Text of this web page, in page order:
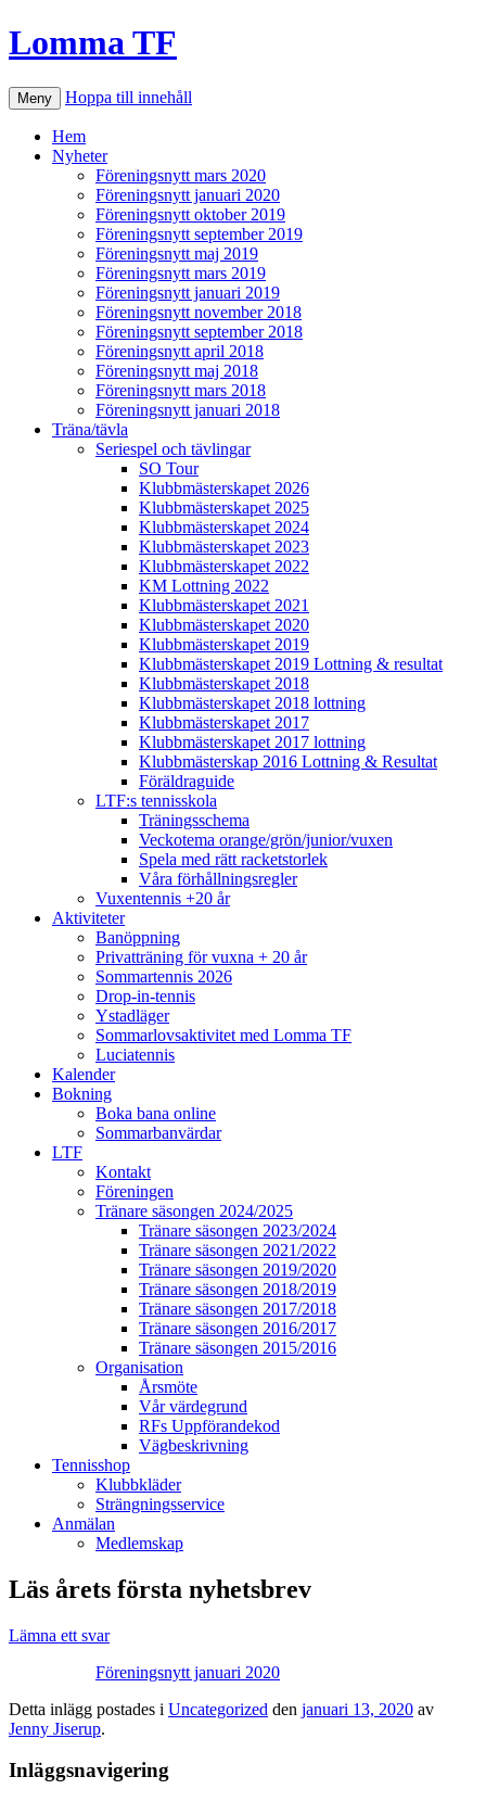
Lomma TF
Meny Hoppa till innehåll
Hem
Nyheter
Föreningsnytt mars 2020
Föreningsnytt januari 2020
Föreningsnytt oktober 2019
Föreningsnytt september 2019
Föreningsnytt maj 2019
Föreningsnytt mars 2019
Föreningsnytt januari 2019
Föreningsnytt november 2018
Föreningsnytt september 2018
Föreningsnytt april 2018
Föreningsnytt maj 2018
Föreningsnytt mars 2018
Föreningsnytt januari 2018
Träna/tävla
Seriespel och tävlingar
SO Tour
Klubbmästerskapet 2026
Klubbmästerskapet 2025
Klubbmästerskapet 2024
Klubbmästerskapet 2023
Klubbmästerskapet 2022
KM Lottning 2022
Klubbmästerskapet 2021
Klubbmästerskapet 2020
Klubbmästerskapet 2019
Klubbmästerskapet 2019 Lottning & resultat
Klubbmästerskapet 2018
Klubbmästerskapet 2018 lottning
Klubbmästerskapet 2017
Klubbmästerskapet 2017 lottning
Klubbmästerskap 2016 Lottning & Resultat
Föräldraguide
LTF:s tennisskola
Träningsschema
Veckotema orange/grön/junior/vuxen
Spela med rätt racketstorlek
Våra förhållningsregler
Vuxentennis +20 år
Aktiviteter
Banöppning
Privatträning för vuxna + 20 år
Sommartennis 2026
Drop-in-tennis
Ystadläger
Sommarlovsaktivitet med Lomma TF
Luciatennis
Kalender
Bokning
Boka bana online
Sommarbanvärdar
LTF
Kontakt
Föreningen
Tränare säsongen 2024/2025
Tränare säsongen 2023/2024
Tränare säsongen 2021/2022
Tränare säsongen 2019/2020
Tränare säsongen 2018/2019
Tränare säsongen 2017/2018
Tränare säsongen 2016/2017
Tränare säsongen 2015/2016
Organisation
Årsmöte
Vår värdegrund
RFs Uppförandekod
Vägbeskrivning
Tennisshop
Klubbkläder
Strängningsservice
Anmälan
Medlemskap
Läs årets första nyhetsbrev
Lämna ett svar
Föreningsnytt januari 2020
Detta inlägg postades i Uncategorized den januari 13, 2020 av
Jenny Jiserup.
Inläggsnavigering